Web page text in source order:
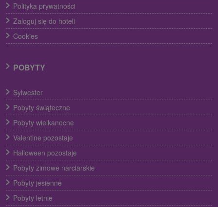
Polityka prywatności
Zaloguj się do hoteli
Cookies
POBYTY
Sylwester
Pobyty świąteczne
Pobyty wielkanocne
Valentine pozostaje
Halloween pozostaje
Pobyty zimowe narciarskie
Pobyty jesienne
Pobyty letnie